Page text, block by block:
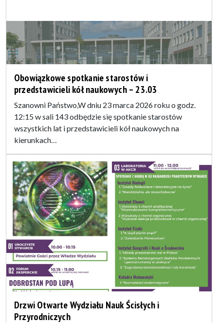
Obowiązkowe spotkanie starostów i
przedstawicieli kół naukowych – 23.03
Szanowni Państwo,W dniu 23 marca 2026 roku o godz.
12:15 w sali 143 odbędzie się spotkanie starostów
wszystkich lat i przedstawicieli kół naukowych na
kierunkach…
Drzwi Otwarte Wydziału Nauk Ścisłych i
Przyrodniczych